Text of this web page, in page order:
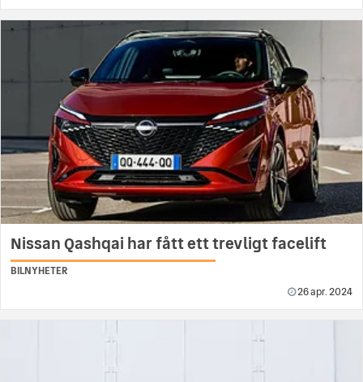
Nissan Qashqai har fått ett trevligt facelift
BILNYHETER
26 apr. 2024